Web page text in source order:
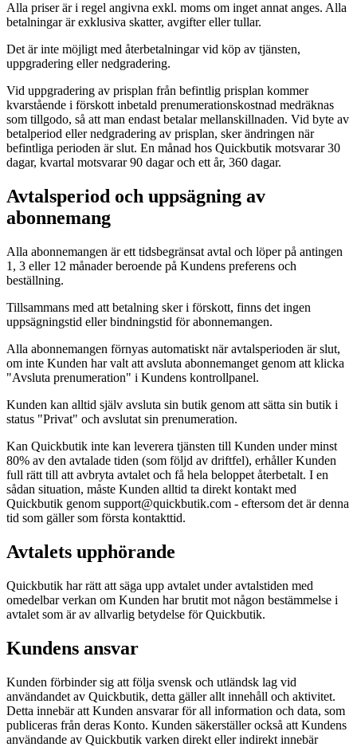
Alla priser är i regel angivna exkl. moms om inget annat anges. Alla
betalningar är exklusiva skatter, avgifter eller tullar.
Det är inte möjligt med återbetalningar vid köp av tjänsten,
uppgradering eller nedgradering.
Vid uppgradering av prisplan från befintlig prisplan kommer
kvarstående i förskott inbetald prenumerationskostnad medräknas
som tillgodo, så att man endast betalar mellanskillnaden. Vid byte av
betalperiod eller nedgradering av prisplan, sker ändringen när
befintliga perioden är slut. En månad hos Quickbutik motsvarar 30
dagar, kvartal motsvarar 90 dagar och ett år, 360 dagar.
Avtalsperiod och uppsägning av
abonnemang
Alla abonnemangen är ett tidsbegränsat avtal och löper på antingen
1, 3 eller 12 månader beroende på Kundens preferens och
beställning.
Tillsammans med att betalning sker i förskott, finns det ingen
uppsägningstid eller bindningstid för abonnemangen.
Alla abonnemangen förnyas automatiskt när avtalsperioden är slut,
om inte Kunden har valt att avsluta abonnemanget genom att klicka
"Avsluta prenumeration" i Kundens kontrollpanel.
Kunden kan alltid själv avsluta sin butik genom att sätta sin butik i
status "Privat" och avslutat sin prenumeration.
Kan Quickbutik inte kan leverera tjänsten till Kunden under minst
80% av den avtalade tiden (som följd av driftfel), erhåller Kunden
full rätt till att avbryta avtalet och få hela beloppet återbetalt. I en
sådan situation, måste Kunden alltid ta direkt kontakt med
Quickbutik genom support@quickbutik.com - eftersom det är denna
tid som gäller som första kontakttid.
Avtalets upphörande
Quickbutik har rätt att säga upp avtalet under avtalstiden med
omedelbar verkan om Kunden har brutit mot någon bestämmelse i
avtalet som är av allvarlig betydelse för Quickbutik.
Kundens ansvar
Kunden förbinder sig att följa svensk och utländsk lag vid
användandet av Quickbutik, detta gäller allt innehåll och aktivitet.
Detta innebär att Kunden ansvarar för all information och data, som
publiceras från deras Konto. Kunden säkerställer också att Kundens
användande av Quickbutik varken direkt eller indirekt innebär